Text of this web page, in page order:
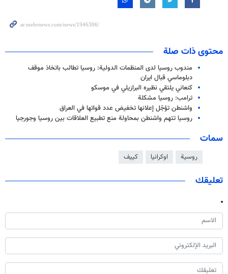
محتوى ذات صلة
مندوب روسيا لدى المنظمات الدولية: روسيا تطالب باتخاذ موقف
دبلوماسي قبال ايران
کنعاني یلتقي نظيره البرازيلي في موسکو
ترامب: روسيا مشكلة
واشنطن تؤجّل إعلانها تخفيض عدد قواتها في العراق
روسيا تتهم واشنطن بمحاولة منع تطبيع العلاقات بين روسيا وجورجيا
سمات
روسية اوكرانيا كييف
تعليقك